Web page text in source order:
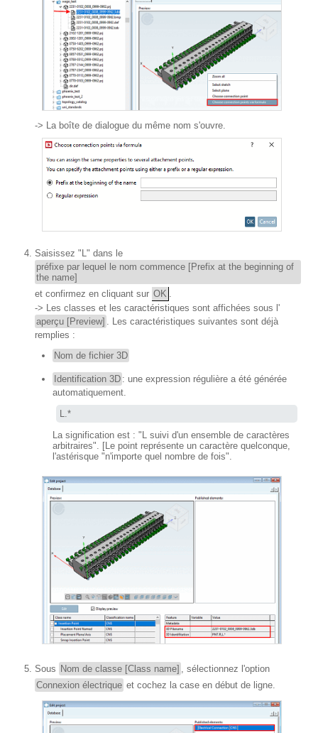
-> La boîte de dialogue du même nom s'ouvre.
Saisissez "L" dans le
préfixe par lequel le nom commence [Prefix at the beginning of
the name]
et confirmez en cliquant sur OK
-> Les classes et les caractéristiques sont affichées sous l'
aperçu [Preview]
. Les caractéristiques suivantes sont déjà
remplies :
Nom de fichier 3D
Identification 3D : une expression régulière a été générée
automatiquement.
L.*
La signification est : "L suivi d'un ensemble de caractères
arbitraires". [Le point représente un caractère quelconque,
l'astérisque "n'importe quel nombre de fois".
Sous Nom de classe [Class name]
, sélectionnez l'option
Connexion électrique et cochez la case en début de ligne.